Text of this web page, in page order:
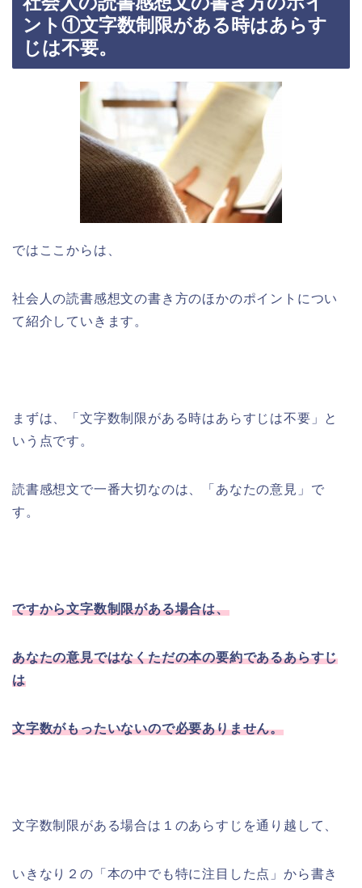
ント①文字数制限がある時はあらす
じは不要。
ではここからは、
社会人の読書感想文の書き方のほかのポイントについ
て紹介していきます。
まずは、「文字数制限がある時はあらすじは不要」と
いう点です。
読書感想文で一番大切なのは、「あなたの意見」で
す。
ですから文字数制限がある場合は、
あなたの意見ではなくただの本の要約であるあらすじ
は
文字数がもったいないので必要ありません。
文字数制限がある場合は１のあらすじを通り越して、
いきなり２の「本の中でも特に注目した点」から書き